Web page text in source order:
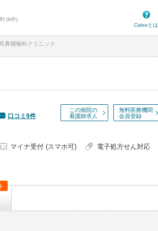
(9件)
Calooとは
鼻咽喉科クリニック
この病院の
看護師求人
無料医療機関
会員登録
口コミ 9件
マイナ受付 (スマホ可)
電子処方せん対応